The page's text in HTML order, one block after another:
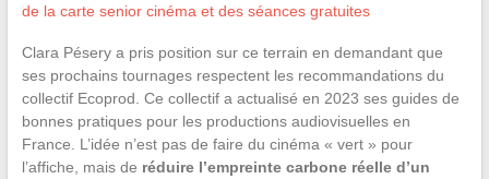
de la carte senior cinéma et des séances gratuites
Clara Pésery a pris position sur ce terrain en demandant que
ses prochains tournages respectent les recommandations du
collectif Ecoprod. Ce collectif a actualisé en 2023 ses guides de
bonnes pratiques pour les productions audiovisuelles en
France. L’idée n’est pas de faire du cinéma « vert » pour
l’affiche, mais de réduire l’empreinte carbone réelle d’un